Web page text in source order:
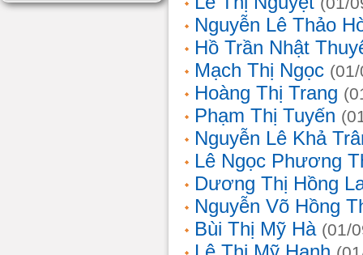
Nguyễn Lê Thảo
Hồ Trần Nhật
Mạch Thị Ngọc
Hoàng Thị Trang
Phạm Thị Tuyến
Nguyễn Lê Khả
Lê Ngọc Phương
Dương Thị Hồng
Nguyễn Võ Hồng
Bùi Thị Mỹ Hà (01/